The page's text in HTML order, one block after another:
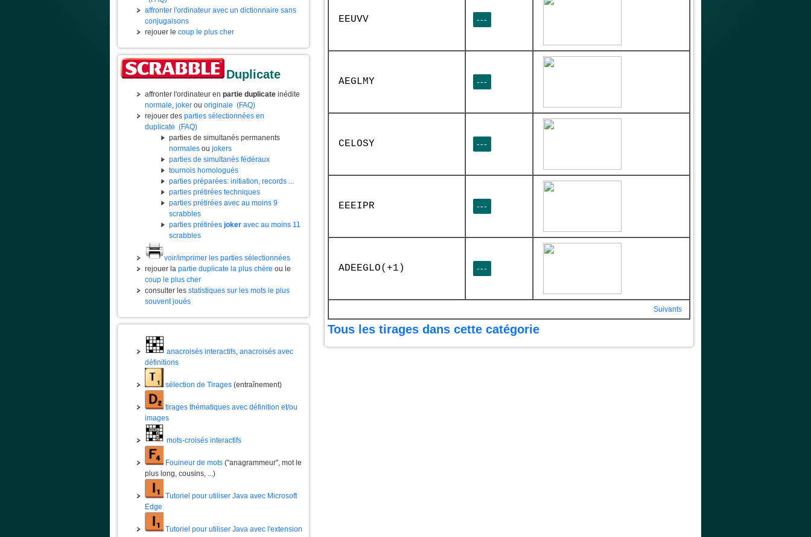
affronter l'ordinateur avec un dictionnaire sans
conjugaisons
rejouer le coup le plus cher
Duplicate
affronter l'ordinateur en partie duplicate inédite
normale, joker ou originale (FAQ)
rejouer des parties sélectionnées en
duplicate (FAQ)
parties de simultanés permanents
normales ou jokers
parties de simultanés fédéraux
tournois homologués
parties préparées: initiation, records ...
parties prétirées techniques
parties prétirées avec au moins 9
scrabbles
parties prétirées joker avec au moins 11
scrabbles
voir/imprimer les parties sélectionnées
rejouer la partie duplicate la plus chère ou le
coup le plus cher
consulter les statistiques sur les mots le plus
souvent joués
anacroisés interactifs, anacroisés avec
définitions
sélection de Tirages (entraînement)
tirages thématiques avec définition et/ou
images
mots-croisés interactifs
Fouineur de mots ("anagrammeur", mot le
plus long, cousins, ...)
Tutoriel pour utiliser Java avec Microsoft
Edge
Tutoriel pour utiliser Java avec l'extension
EEUVV ---
AEGLMY ---
CELOSY ---
EEEIPR ---
ADEEGLO(+1) ---
Suivants
Tous les tirages dans cette catégorie